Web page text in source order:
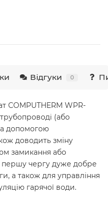
Відгуки 0
COMPUTHERM WPR-
(або
допомогою
доводить зміну
замикання або
першу чергу дуже добре
а також для управління
гарячої води.